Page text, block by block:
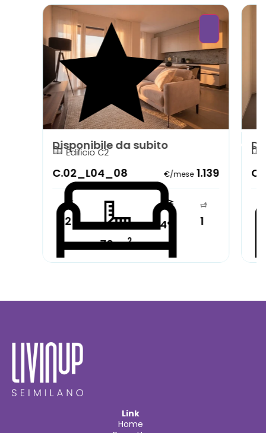
Disponibile da subito
Edificio C2
C.02_L04_08 €/mese 1.139
2
70 m2
4° 1
Link
Home